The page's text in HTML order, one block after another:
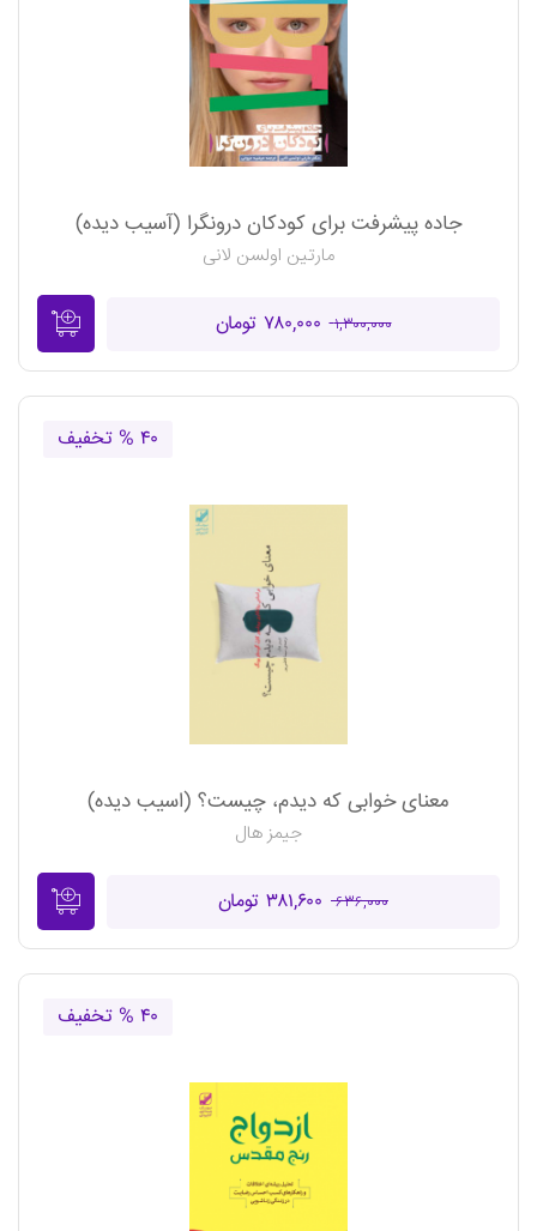
جاده پیشرفت برای کودکان درونگرا (آسیب دیده)
مارتین اولسن لانی
۱,۳۰۰,۰۰۰ ۷۸۰,۰۰۰ تومان
۴۰ % تخفیف
معنای خوابی که دیدم، چیست؟ (اسیب دیده)
جیمز هال
۶۳۶,۰۰۰ ۳۸۱,۶۰۰ تومان
۴۰ % تخفیف